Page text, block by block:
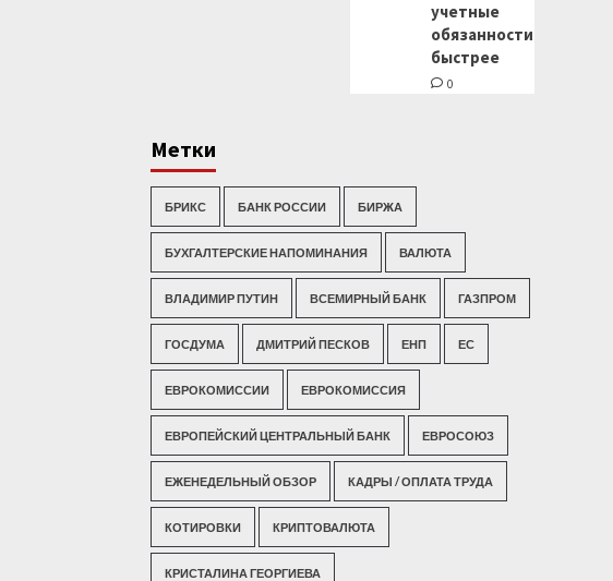
учетные
обязанности
быстрее
0
Метки
БРИКС БАНК РОССИИ БИРЖА
БУХГАЛТЕРСКИЕ НАПОМИНАНИЯ ВАЛЮТА
ВЛАДИМИР ПУТИН ВСЕМИРНЫЙ БАНК ГАЗПРОМ
ГОСДУМА ДМИТРИЙ ПЕСКОВ ЕНП ЕС
ЕВРОКОМИССИИ ЕВРОКОМИССИЯ
ЕВРОПЕЙСКИЙ ЦЕНТРАЛЬНЫЙ БАНК ЕВРОСОЮЗ
ЕЖЕНЕДЕЛЬНЫЙ ОБЗОР КАДРЫ / ОПЛАТА ТРУДА
КОТИРОВКИ КРИПТОВАЛЮТА
КРИСТАЛИНА ГЕОРГИЕВА